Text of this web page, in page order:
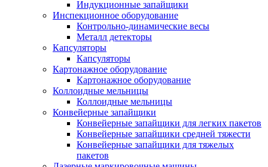
Индукционные запайщики
Инспекционное оборудование
Контрольно-динамические весы
Металл детекторы
Капсуляторы
Капсуляторы
Картонажное оборудование
Картонажное оборудование
Коллоидные мельницы
Коллоидные мельницы
Конвейерные запайщики
Конвейерные запайщики для легких пакетов
Конвейерные запайщики средней тяжести
Конвейерные запайщики для тяжелых
пакетов